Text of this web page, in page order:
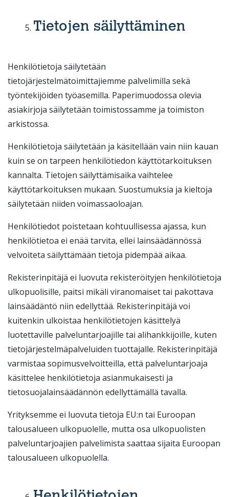
Tietojen säilyttäminen
Henkilötietoja säilytetään
tietojärjestelmätoimittajiemme palvelimilla sekä
työntekijöiden työasemilla. Paperimuodossa olevia
asiakirjoja säilytetään toimistossamme ja toimiston
arkistossa.
Henkilötietoja säilytetään ja käsitellään vain niin kauan
kuin se on tarpeen henkilötiedon käyttötarkoituksen
kannalta. Tietojen säilyttämisaika vaihtelee
käyttötarkoituksen mukaan. Suostumuksia ja kieltoja
säilytetään niiden voimassaoloajan.
Henkilötiedot poistetaan kohtuullisessa ajassa, kun
henkilötietoa ei enää tarvita, ellei lainsäädännössä
velvoiteta säilyttämään tietoja pidempää aikaa.
Rekisterinpitäjä ei luovuta rekisteröityjen henkilötietoja
ulkopuolisille, paitsi mikäli viranomaiset tai pakottava
lainsäädäntö niin edellyttää. Rekisterinpitäjä voi
kuitenkin ulkoistaa henkilötietojen käsittelyä
luotettaville palveluntarjoajille tai alihankkijoille, kuten
tietojärjestelmäpalveluiden tuottajalle. Rekisterinpitäjä
varmistaa sopimusvelvoitteilla, että palveluntarjoaja
käsittelee henkilötietoja asianmukaisesti ja
tietosuojalainsäädännön edellyttämällä tavalla.
Yrityksemme ei luovuta tietoja EU:n tai Euroopan
talousalueen ulkopuolelle, mutta osa ulkopuolisten
palveluntarjoajien palvelimista saattaa sijaita Euroopan
talousalueen ulkopuolella.